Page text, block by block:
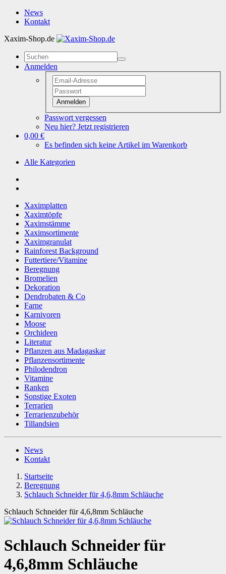
News
Kontakt
Xaxim-Shop.de
Anmelden
Anmelden
Passwort vergessen
Neu hier? Jetzt registrieren
0,00 €
Es befinden sich keine Artikel im Warenkorb
Alle Kategorien
Xaximplatten
Xaximtöpfe
Xaximstämme
Xaximsortimente
Xaximgranulat
Rainforest Background
Futtertiere/Vitamine
Beregnung
Bromelien
Dekoration
Dendrobaten & Co
Farne
Karnivoren
Moose
Orchideen
Literatur
Pflanzen aus Madagaskar
Pflanzensortimente
Philodendron
Vitamine
Ranken
Sonstige Exoten
Terrarien
Terrarienzubehör
Tillandsien
News
Kontakt
Startseite
Beregnung
Schlauch Schneider für 4,6,8mm Schläuche
Schlauch Schneider für 4,6,8mm Schläuche
Schlauch Schneider für
4,6,8mm Schläuche